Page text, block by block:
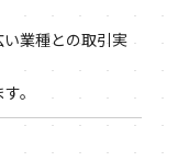
業種との取引実
。